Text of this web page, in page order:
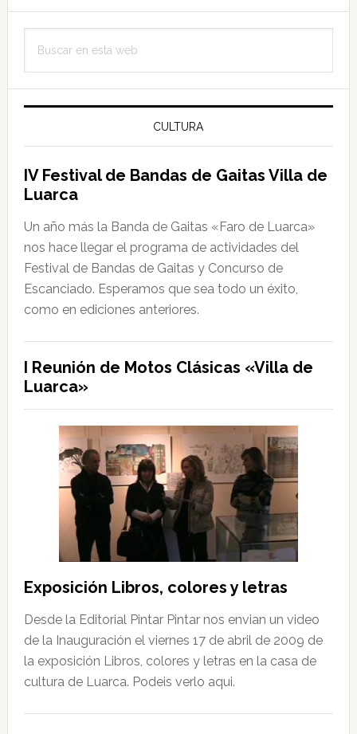
Metal
Fest
2012
Barra
lateral
principal
CULTURA
IV Festival de Bandas de Gaitas Villa de
Luarca
Un año más la Banda de Gaitas «Faro de Luarca»
nos hace llegar el programa de actividades del
Festival de Bandas de Gaitas y Concurso de
Escanciado. Esperamos que sea todo un éxito,
como en ediciones anteriores.
I Reunión de Motos Clásicas «Villa de
Luarca»
Exposición Libros, colores y letras
Desde la Editorial Pintar Pintar nos envian un video
de la Inauguración el viernes 17 de abril de 2009 de
la exposición Libros, colores y letras en la casa de
cultura de Luarca. Podeis verlo aqui.